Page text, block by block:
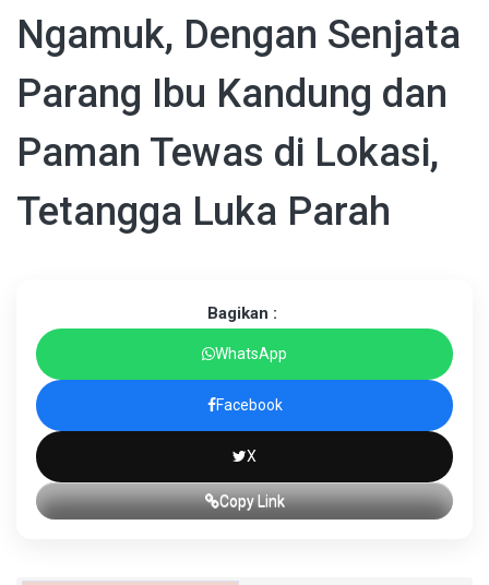
Ngamuk, Dengan Senjata
Parang Ibu Kandung dan
Paman Tewas di Lokasi,
Tetangga Luka Parah
Bagikan :
WhatsApp
Facebook
X
Copy Link